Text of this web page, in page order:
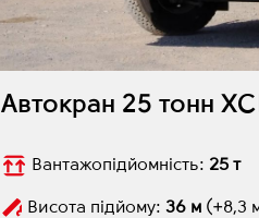
Автокран 25 тонн
Вантажопідйомність: 25 т
Висота підйому: 36 м (+8,3